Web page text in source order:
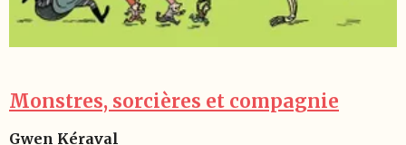
Monstres, sorcières et compagnie
Gwen Kéraval